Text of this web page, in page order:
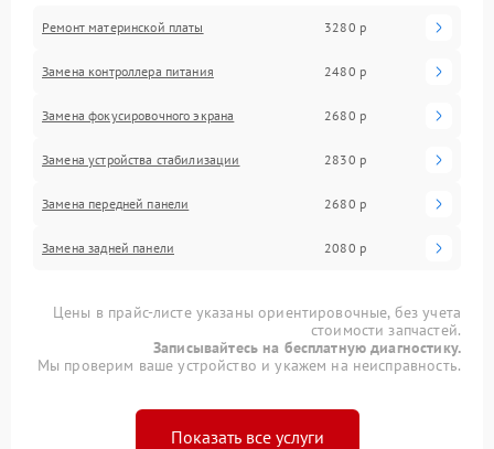
Ремонт материнской платы 3280 р
Замена контроллера питания 2480 р
Замена фокусировочного экрана 2680 р
Замена устройства стабилизации 2830 р
Замена передней панели 2680 р
Замена задней панели 2080 р
Цены в прайс-листе указаны ориентировочные, без учета
стоимости запчастей.
Записывайтесь на бесплатную диагностику.
Мы проверим ваше устройство и укажем на неисправность.
Показать все услуги